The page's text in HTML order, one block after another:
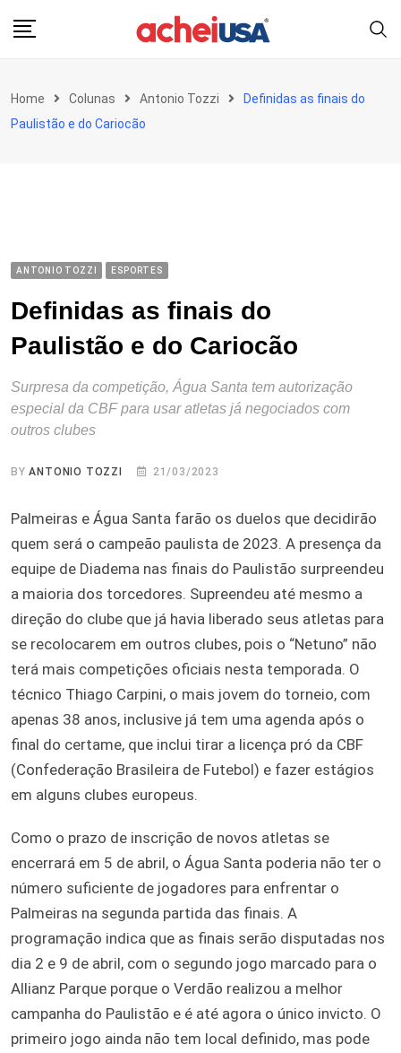
Home Colunas Antonio Tozzi
Definidas as finais do
Paulistão e do Cariocão
ANTONIO TOZZI ESPORTES
Definidas as finais do
Paulistão e do Cariocão
Surpresa da competição, Água Santa tem autorização
especial da CBF para usar atletas já negociados com
outros clubes
BYANTONIO TOZZI 21/03/2023
Palmeiras e Água Santa farão os duelos que decidirão
quem será o campeão paulista de 2023. A presença da
equipe de Diadema nas finais do Paulistão surpreendeu
a maioria dos torcedores. Supreendeu até mesmo a
direção do clube que já havia liberado seus atletas para
se recolocarem em outros clubes, pois o “Netuno” não
terá mais competições oficiais nesta temporada. O
técnico Thiago Carpini, o mais jovem do torneio, com
apenas 38 anos, inclusive já tem uma agenda após o
final do certame, que inclui tirar a licença pró da CBF
(Confederação Brasileira de Futebol) e fazer estágios
em alguns clubes europeus.
Como o prazo de inscrição de novos atletas se
encerrará em 5 de abril, o Água Santa poderia não ter o
número suficiente de jogadores para enfrentar o
Palmeiras na segunda partida das finais. A
programação indica que as finais serão disputadas nos
dia 2 e 9 de abril, com o segundo jogo marcado para o
Allianz Parque porque o Verdão realizou a melhor
campanha do Paulistão e é até agora o único invicto. O
primeiro jogo ainda não tem local definido, mas pode